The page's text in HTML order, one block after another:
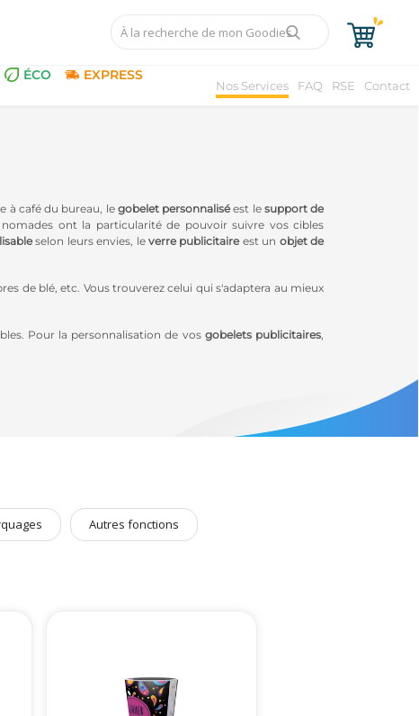
ÉCO EXPRESS
Nos Services FAQ RSE Contact
à café du bureau, le gobelet personnaliséest le support de
ont la particularité de pouvoir suivre vos cibles
selon leurs envies, le verre publicitaireest un objet de
de blé, etc. Vous trouverez celui qui s'adaptera au mieux
Pour la personnalisation de vos gobelets publicitaires
une dimension éthique en accord avec une
Autres fonctions